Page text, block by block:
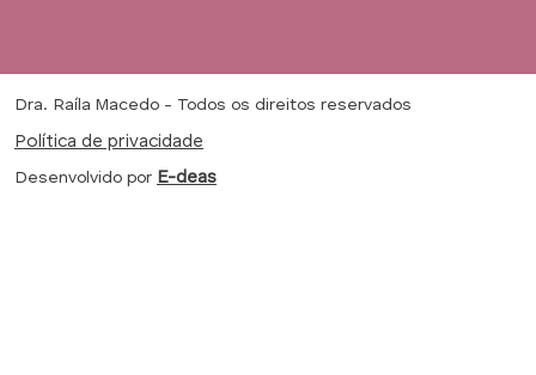
Dra. Raíla Macedo - Todos os direitos reservados
Política de privacidade
Desenvolvido por E-deas